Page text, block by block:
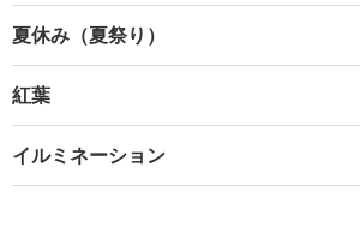
夏休み（夏祭り）
紅葉
イルミネーション